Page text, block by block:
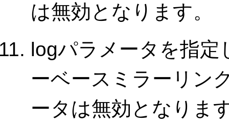
は無効となります。
logパラメータを指
ーベースミラーリン
ータは無効となりま